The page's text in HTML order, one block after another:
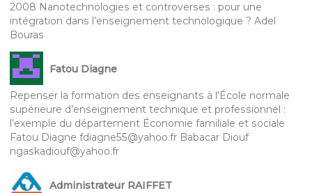
2008 Nanotechnologies et controverses : pour une
intégration dans l’enseignement technologique ? Adel
Bouras
Fatou Diagne
Repenser la formation des enseignants à l’École normale
supérieure d’enseignement technique et professionnel :
l’exemple du département Économie familiale et sociale
Fatou Diagne fdiagne55@yahoo.fr Babacar Diouf
ngaskadiouf@yahoo.fr
Administrateur RAIFFET